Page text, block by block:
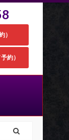
）
約）